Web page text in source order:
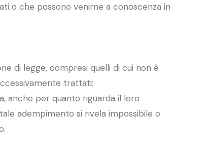
o che possono venirne a conoscenza in
di legge, compresi quelli di cui non è
trattati;
anche per quanto riguarda il loro
adempimento si rivela impossibile o